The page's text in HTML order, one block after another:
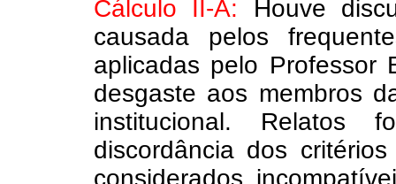
Cálculo II-A: Houve
causada pelos
aplicadas pelo Professor
desgaste aos membros
institucional. Relatos
discordância dos
considerados